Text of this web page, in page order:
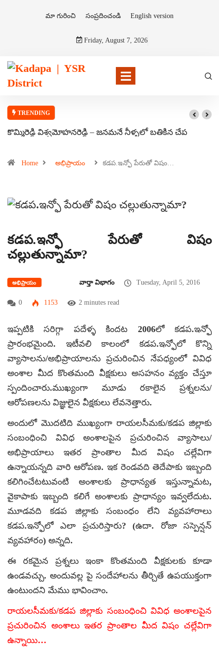
మా గురించి సంప్రదించండి English version
Friday, August 7, 2026
TRENDING
కొమ్మిరెడ్డి విశ్వమోహనరెడ్డి – జనమనే నీళ్ళలో బతికిన చేప
Home అభిప్రాయం కడప.ఇన్ఫో పేరుతో విషం…
కడప.ఇన్ఫో పేరుతో విషం
చల్లుతున్నామా?
అభిప్రాయం వార్తా విభాగం Tuesday, April 5, 2016
0 1153 2 minutes read
ఇప్పటికి సరిగ్గా పదేళ్ళ కిందట 2006లో కడప.ఇన్ఫో
ప్రారంభమైంది. ఇటీవలి కాలంలో కడప.ఇన్ఫోలో కొన్ని
వ్యాసాలను/అభిప్రాయాలను ప్రచురించిన నేపధ్యంలో వివిధ
అంశాల మీద కొంతమంది వీక్షకులు అసహనం వ్యక్తం చేస్తూ
స్పందించారు.ముఖ్యంగా మూడు రకాలైన ప్రశ్నలను/
ఆరోపణలను విజ్ఞులైన వీక్షకులు లేవనెత్తారు.
అందులో మొదటిది ముఖ్యంగా రాయలసీమకు/కడప జిల్లాకు
సంబంధించి వివిధ అంశాలపైన ప్రచురించిన వ్యాసాలు/
అభిప్రాయాలు ఇతర ప్రాంతాల మీద విషం చల్లేవిగా
ఉన్నాయన్నది వారి ఆరోపణ. ఇక రెండవది తెదేపాకు ఇబ్బంది
కలిగించేటటువంటి అంశాలకు ప్రాధాన్యత ఇస్తున్నామట,
వైకాపాకు ఇబ్బంది కలిగే అంశాలకు ప్రాధాన్యం ఇవ్వలేదుట.
మూడవది కడప జిల్లాకు సంబంధం లేని వ్యవహారాలు
కడప.ఇన్ఫోలో ఎలా ప్రచురిస్తారు? (ఉదా. రోజా సస్పెన్షన్
వ్యవహారం) అన్నది.
ఈ రకమైన ప్రశ్నలు ఇంకా కొంతమంది వీక్షకులకు కూడా
ఉండవచ్చు. అందువల్ల పై సందేహాలను తీర్చితే ఉపయుక్తంగా
ఉంటుందని మేము భావించాం.
రాయలసీమకు/కడప జిల్లాకు సంబంధించి వివిధ అంశాలపైన
ప్రచురించిన అంశాలు ఇతర ప్రాంతాల మీద విషం చల్లేవిగా
ఉన్నాయి…